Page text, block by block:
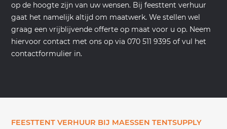
op de hoogte zijn van uw wensen. Bij feesttent verhuur
gaat het namelijk altijd om maatwerk. We stellen wel
graag een vrijblijvende offerte op maat voor u op. Neem
hiervoor contact met ons op via070 511 9395 of vul het
contactformulier in.
FEESTTENT VERHUUR BIJ MAESSEN TENTSUPPLY